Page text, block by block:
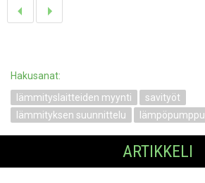
Hakusanat:
lämmityslaitteiden myynti
savityöt
lämmityksen suunnittelu
lämpöpumppu
ARTIKKELI